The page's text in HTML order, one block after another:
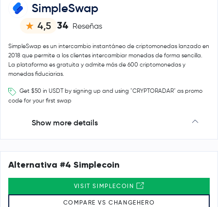
SimpleSwap
4,5 34 Reseñas
SimpleSwap es un intercambio instantáneo de criptomonedas lanzado en
2018 que permite a los clientes intercambiar monedas de forma sencilla.
La plataforma es gratuita y admite más de 600 criptomonedas y
monedas fiduciarias.
Get $50 in USDT by signing up and using "CRYPTORADAR" as promo
code for your first swap
Show more details
Alternativa #4 Simplecoin
VISIT SIMPLECOIN
COMPARE VS CHANGEHERO